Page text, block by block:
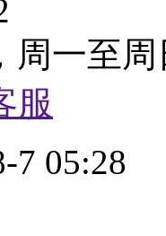
周一至周
服
7 05:28